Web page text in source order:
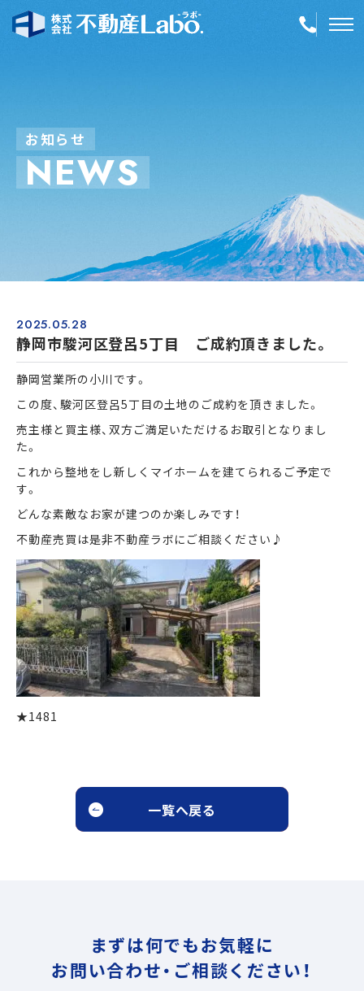
空き家再生
会社案内
店舗紹介
簡単！不動産査定
まずは何でもお気軽に
お問い合わせ・ご相談ください！
0120-41-1173
メールでお問い合わせ
LINEでお問い合わせ
お知らせ
NEWS
2025.05.28
静岡市駿河区登呂5丁目 ご成約頂きました。
静岡営業所の小川です。
この度、駿河区登呂5丁目の土地のご成約を頂きました。
売主様と買主様、双方ご満足いただけるお取引となりまし
た。
これから整地をし新しくマイホームを建てられるご予定で
す。
どんな素敵なお家が建つのか楽しみです！
不動産売買は是非不動産ラボにご相談ください♪
★1481
一覧へ戻る
まずは何でもお気軽に
お問い合わせ・ご相談ください！